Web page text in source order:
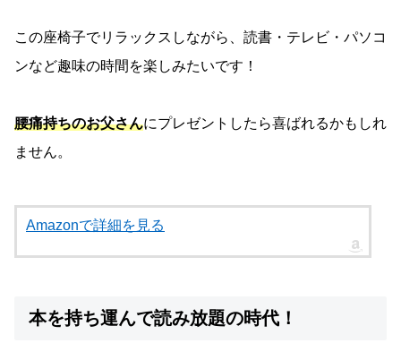
この座椅子でリラックスしながら、読書・テレビ・パソコ
ンなど趣味の時間を楽しみたいです！
腰痛持ちのお父さんにプレゼントしたら喜ばれるかもしれ
ません。
Amazonで詳細を見る
本を持ち運んで読み放題の時代！